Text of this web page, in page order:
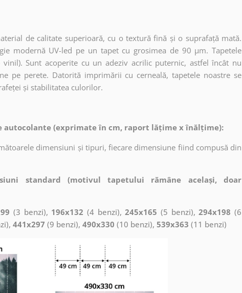
de calitate superioară, cu o textură fină și o suprafață mată.
modernă UV-led pe un tapet cu grosimea de 90 µm. Tapetele
Sunt acoperite cu un adeziv acrilic puternic, astfel încât nu
pe perete. Datorită imprimării cu cerneală, tapetele noastre se
și stabilitatea culorilor.
(exprimate în cm, raport lățime x înălțime):
dimensiuni și tipuri, fiecare dimensiune fiind compusă din
standard (motivul tapetului rămâne același, doar
(3 benzi), 196x132 (4 benzi),245x165 (5 benzi),294x198 (6
441x297 (9 benzi), 490x330 (10 benzi), 539x363 (11 benzi)